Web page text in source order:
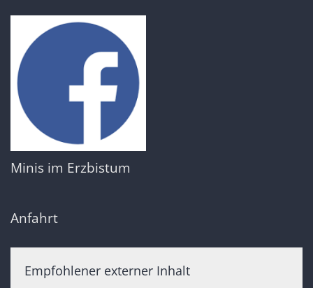
Minis im Erzbistum
Anfahrt
Empfohlener externer Inhalt